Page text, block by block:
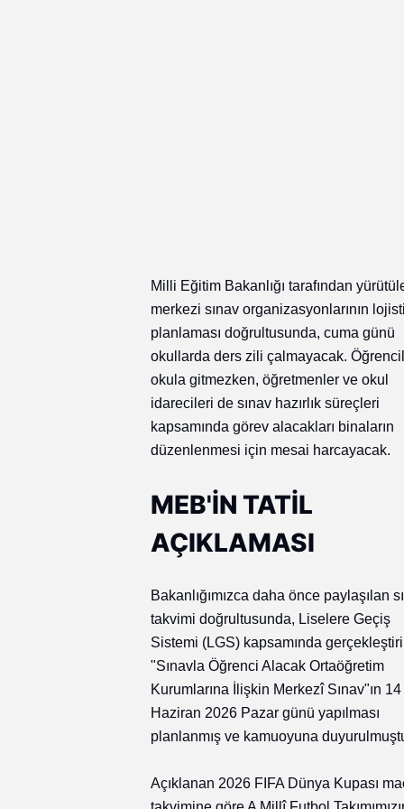
Milli Eğitim Bakanlığı tarafından
merkezi sınav organizasyonlarının
planlaması doğrultusunda, cuma günü
okullarda ders zili çalmayacak.
okula gitmezken, öğretmenler ve okul
idarecileri de sınav hazırlık süreçleri
kapsamında görev alacakları binaların
düzenlenmesi için mesai harcayacak.
MEB'İN TATİL
AÇIKLAMASI
Bakanlığımızca daha önce paylaşılan
takvimi doğrultusunda, Liselere Geçiş
Sistemi (LGS) kapsamında
"Sınavla Öğrenci Alacak Ortaöğretim
Kurumlarına İlişkin Merkezî Sınav"ın 14
Haziran 2026 Pazar günü yapılması
planlanmış ve kamuoyuna
Açıklanan 2026 FIFA Dünya Kupası